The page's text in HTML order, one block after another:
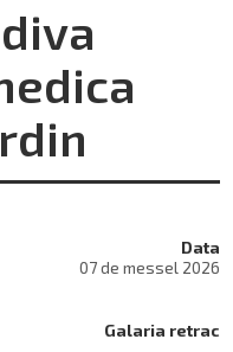
Data
07 de messel 2026
Galaria retrac